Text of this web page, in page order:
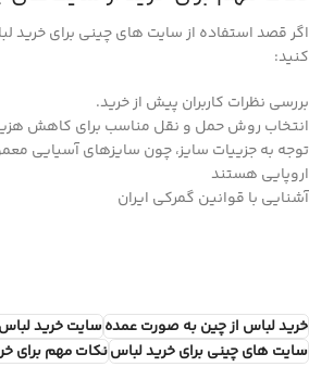
اگر قصد استفاده از سایت های چینی برای خرید
کنید:
بررسی نظرات کاربران پیش از خرید.
انتخاب روش حمل و نقل مناسب برای کاهش
توجه به جزییات سایز، چون سایزهای آسیایی
اروپایی هستند
آشنایی با قوانین گمرکی ایران
خرید لباس از چین به صورت عمدهسایت خرید لباس
سایت های چینی برای خرید لباسنکات مهم برای